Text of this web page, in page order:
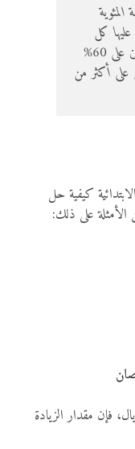
كل
مرشح. فمثلًا، إذا حصل أحد المرشحين على 60%
أكثر من
كيفية حل
الأمثلة على ذلك:
سعر منتج من 100 ريال إلى 120 ريال، فإن مقدار الزيادة